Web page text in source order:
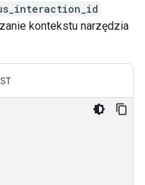
kontekstu narzędzia